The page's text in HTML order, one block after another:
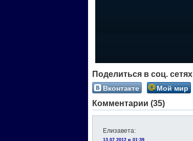
Поделиться в соц. сетях
Вконтакте Мой мир
Комментарии (35)
Елизавета:
13.07.2012 в 01:39